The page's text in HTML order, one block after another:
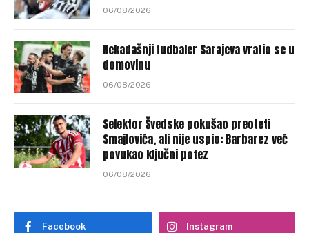
06/08/2026
Nekadašnji fudbaler Sarajeva vratio se u
domovinu
06/08/2026
Selektor Švedske pokušao preoteti
Smajlovića, ali nije uspio: Barbarez već
povukao ključni potez
06/08/2026
Facebook Instagram